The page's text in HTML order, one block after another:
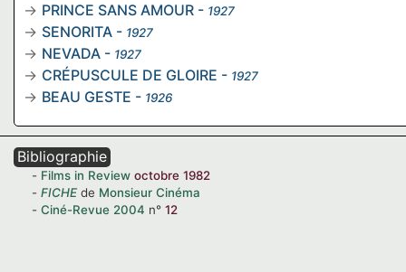
PRINCE SANS AMOUR - 1927
SENORITA - 1927
NEVADA - 1927
CRÉPUSCULE DE GLOIRE - 1927
BEAU GESTE - 1926
Bibliographie
Films in Review octobre 1982
FICHE de Monsieur Cinéma
Ciné-Revue 2004 n° 12